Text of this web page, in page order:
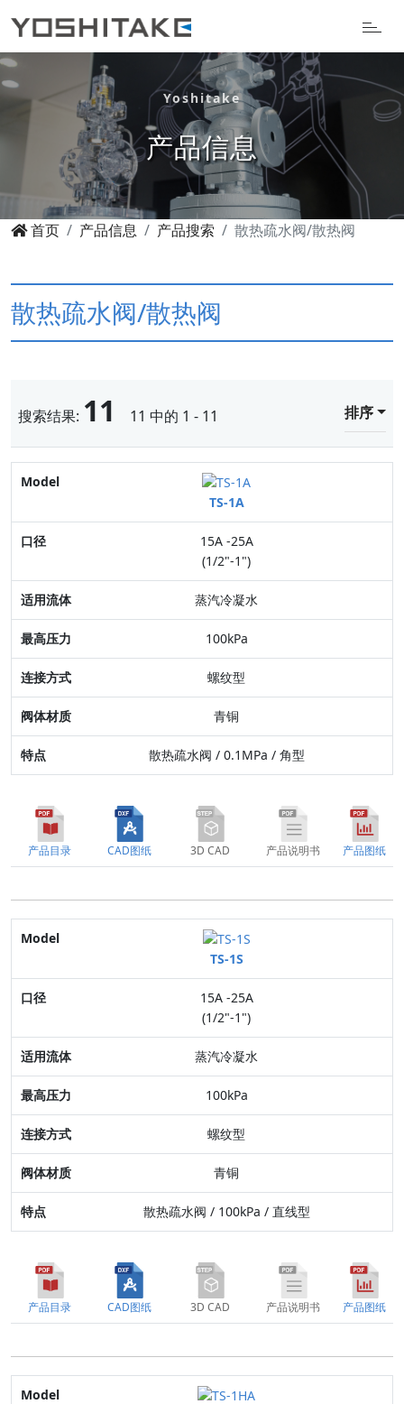
Yoshitake
产品信息
首页 产品信息 产品搜索 散热疏水阀/散热阀
散热疏水阀/散热阀
搜索结果: 11 11 中的 1 - 11 排序
Model
口径
适用流体
最高压力
连接方式
阀体材质
特点
TS-1A
15A -25A
(1/2"-1")
蒸汽冷凝水
100kPa
螺纹型
青铜
散热疏水阀 / 0.1MPa / 角型
产品目录 CAD图纸 3D CAD 产品说明书 产品图纸
Model
口径
适用流体
最高压力
连接方式
阀体材质
特点
TS-1S
15A -25A
(1/2"-1")
蒸汽冷凝水
100kPa
螺纹型
青铜
散热疏水阀 / 100kPa / 直线型
产品目录 CAD图纸 3D CAD 产品说明书 产品图纸
Model